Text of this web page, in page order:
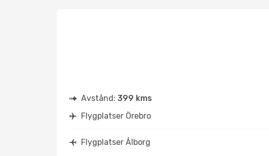
Avstånd: 399 kms
Flygplatser Örebro
Flygplatser Ålborg